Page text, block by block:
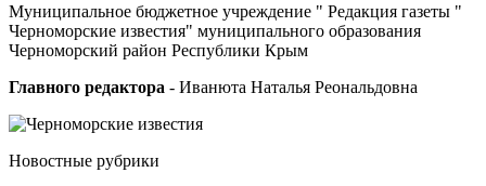
Муниципальное бюджетное учреждение " Редакция газеты "
Черноморские известия" муниципального образования
Черноморский район Республики Крым
Главного редактора - Иванюта Наталья Реональдовна
Новостные рубрики